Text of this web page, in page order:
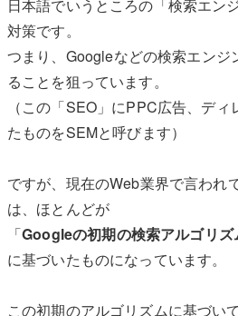
日本語でいうところの「検索エン
対策です。
つまり、Googleなどの検索エンジ
ることを狙っています。
（この「SEO」にPPC広告、デ
たものをSEMと呼びます）
ですが、現在のWeb業界で言われ
は、ほとんどが
「Googleの初期の検索アルゴリズ
に基づいたものになっています。
この初期のアルゴリズムに基づい